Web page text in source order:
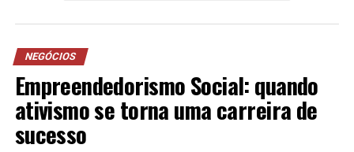
energética e projetos sociais. As práticas adotadas
contribuíram, inclusive, para a conquista da certificação
ISO 14001, norma internacional de gestão ambiental
conquistada pela empresa desde 2023.
NEGÓCIOS
Empreendedorismo Social: quando
ativismo se torna uma carreira de
sucesso